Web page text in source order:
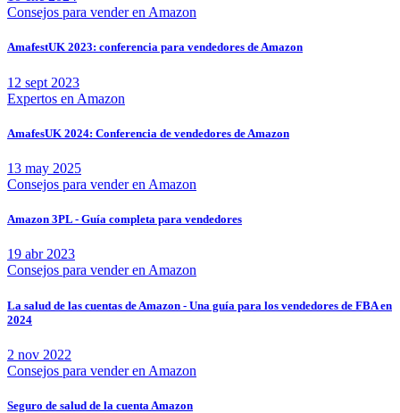
Consejos para vender en Amazon
AmafestUK 2023: conferencia para vendedores de Amazon
12 sept 2023
Expertos en Amazon
AmafesUK 2024: Conferencia de vendedores de Amazon
13 may 2025
Consejos para vender en Amazon
Amazon 3PL - Guía completa para vendedores
19 abr 2023
Consejos para vender en Amazon
La salud de las cuentas de Amazon - Una guía para los vendedores de FBA en
2024
2 nov 2022
Consejos para vender en Amazon
Seguro de salud de la cuenta Amazon